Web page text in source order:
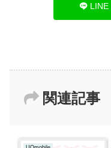
LINE
関連記事